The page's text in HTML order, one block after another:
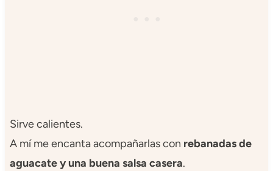
Sirve calientes.
A mí me encanta acompañarlas con rebanadas de
aguacate y una buena salsa casera.